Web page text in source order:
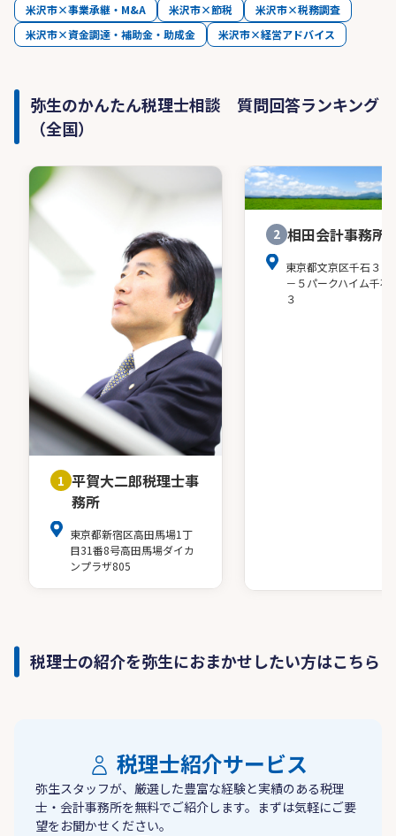
米沢市×事業承継・M&A
米沢市×節税
米沢市×税務調査
米沢市×資金調達・補助金・助成金
米沢市×経営アドバイス
弥生のかんたん税理士相談 質問回答ランキング
（全国）
1 平賀大二郎税理士事
務所
東京都新宿区高田馬場1丁
目31番8号高田馬場ダイカ
ンプラザ805
2 相田会計事務所
東京都文京区千石３－
－５パークハイム千石
３
税理士の紹介を弥生におまかせしたい方はこちら
税理士紹介サービス
弥生スタッフが、厳選した豊富な経験と実績のある税理
士・会計事務所を無料でご紹介します。まずは気軽にご要
望をお聞かせください。